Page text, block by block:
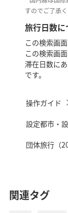
すのでご了承く
旅行日数に
この検索画
この検索画
滞在日数に
です。
操作ガイド
設定都市・
団体旅行（
関連タグ